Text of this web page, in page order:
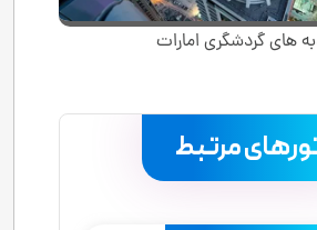
های گردشگری امارات
مرتبط